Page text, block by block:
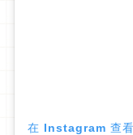
在 Instagram 查